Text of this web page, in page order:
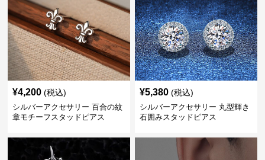
¥4,200 (税込)
シルバーアクセサリー 百合の紋
章モチーフスタッドピアス
¥5,380 (税込)
シルバーアクセサリー 丸型輝き
石囲みスタッドピアス